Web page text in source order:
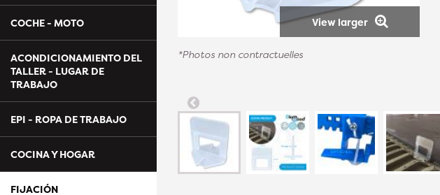
COCHE - MOTO
ACONDICIONAMIENTO DEL
TALLER - LUGAR DE
TRABAJO
EPI - ROPA DE TRABAJO
COCINA Y HOGAR
FIJACIÓN
View larger
*Photos non contractuelles